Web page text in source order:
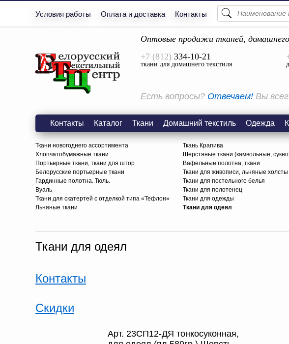
Условия работы Оплата и доставка Контакты
Оптовые продажи тканей,
+7 (812) 334-10-21
ткани для домашнего текстиля
Есть вопросы? Отвечаем! Вы
Контакты Каталог Ткани Домашний текстиль Одежда
Ткани новогоднего ассортимента
Хлопчатобумажные ткани
Портьерные ткани, ткани для штор
Белорусские портьерные ткани
Гардинные полотна. Тюль.
Вуаль
Ткани для скатертей с отделкой типа «Тефлон»
Льняные ткани
Ткань Крапива
Шерстяные ткани (камвольные,
Вафельные полотна, ткани
Ткани для живописи, льняные холсты
Ткани для постельного белья
Ткани для полотенец
Ткани для одежды
Ткани для одеял
Ткани для одеял
Контакты
Скидки
Арт. 23СП12-ДЯ тонкосуконная,